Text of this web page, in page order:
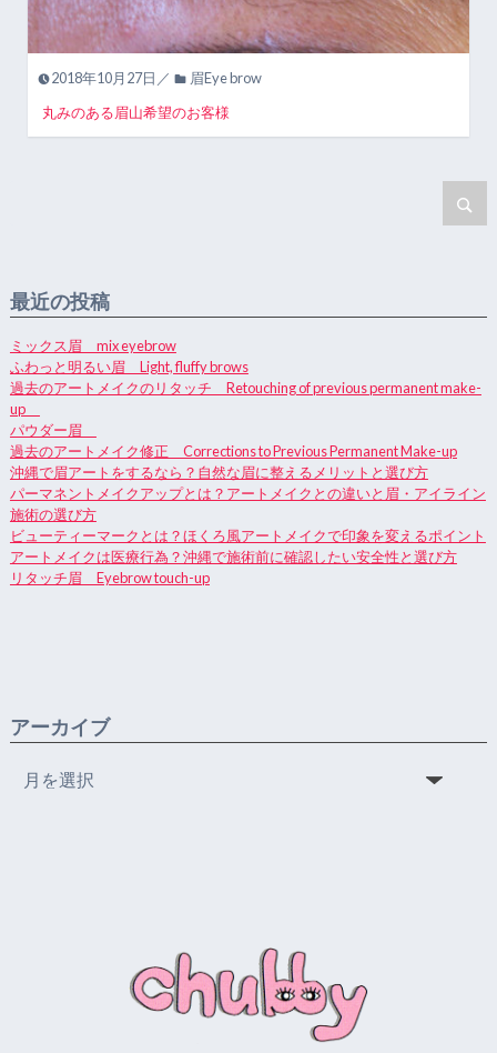
2018年10月27日／
眉Eye brow
丸みのある眉山希望のお客様
最近の投稿
ミックス眉 mix eyebrow
ふわっと明るい眉 Light, fluffy brows
過去のアートメイクのリタッチ Retouching of previous permanent make-
up
パウダー眉
過去のアートメイク修正 Corrections to Previous Permanent Make-up
沖縄で眉アートをするなら？自然な眉に整えるメリットと選び方
パーマネントメイクアップとは？アートメイクとの違いと眉・アイライン
施術の選び方
ビューティーマークとは？ほくろ風アートメイクで印象を変えるポイント
アートメイクは医療行為？沖縄で施術前に確認したい安全性と選び方
リタッチ眉 Eyebrow touch-up
アーカイブ
ー